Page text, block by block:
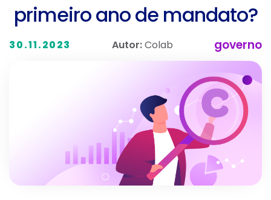
primeiro ano de mandato?
30.11.2023 Autor:Colab governo